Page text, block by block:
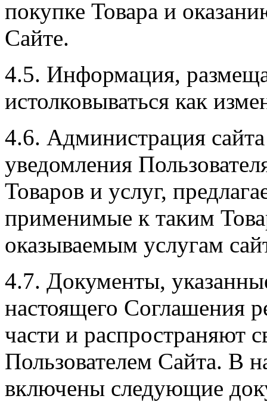
покупке Товара и
Сайте.
4.5. Информация,
истолковываться как
4.6. Администрация
уведомления
Товаров и услуг,
применимые к таким
оказываемым услугам
4.7. Документы,
настоящего Соглашения
части и распространяют
Пользователем Сайта. В
включены следующие